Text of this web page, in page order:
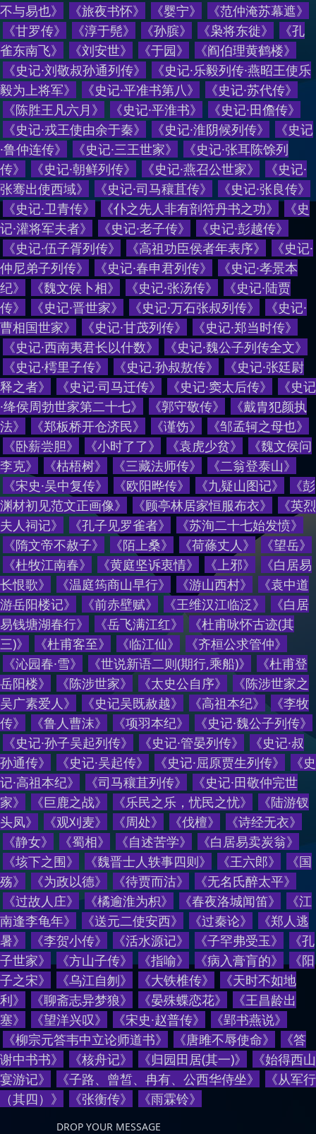
不与易也》 《旅夜书怀》 《婴宁》 《范仲淹苏幕遮》
《甘罗传》 《淳于髡》 《孙膑》 《枭将东徙》 《孔
雀东南飞》 《刘安世》 《于园》 《阎伯理黄鹤楼》
《史记·刘敬叔孙通列传》 《史记·乐毅列传·燕昭王使乐
毅为上将军》 《史记·平准书第八》 《史记·苏代传》
《陈胜王凡六月 》 《史记·平淮书》 《史记·田儋传》
《史记·戎王使由余于秦》 《史记·淮阴候列传》 《史记
·鲁仲连传》 《史记·三王世家》 《史记·张耳陈馀列
传》 《史记·朝鲜列传》 《史记·燕召公世家》 《史记·
张骞出使西域》 《史记·司马穰苴传》 《史记·张良传》
《史记·卫青传》 《仆之先人非有剖符丹书之功》 《史
记·灌将军夫者》 《史记·老子传》 《史记·彭越传》
《史记·伍子胥列传》 《高祖功臣侯者年表序》 《史记·
仲尼弟子列传》 《史记·春申君列传》 《史记·孝景本
纪》 《魏文侯卜相》 《史记·张汤传》 《史记·陆贾
传》 《史记·晋世家》 《史记·万石张叔列传》 《史记·
曹相国世家》 《史记·甘茂列传》 《史记·郑当时传》
《史记·西南夷君长以什数》 《史记·魏公子列传全文》
《史记·樗里子传》 《史记·孙叔敖传》 《史记·张廷尉
释之者》 《史记·司马迁传》 《史记·窦太后传》 《史记
·绛侯周勃世家第二十七》 《郭守敬传》 《戴胄犯颜执
法》 《郑板桥开仓济民》 《谨饬》 《邹孟轲之母也》
《卧薪尝胆》 《小时了了》 《袁虎少贫》 《魏文侯问
李克》 《枯梧树》 《三藏法师传》 《二翁登泰山》
《宋史·吴中复传》 《欧阳晔传》 《九疑山图记》 《彭
渊材初见范文正画像》 《顾亭林居家恒服布衣》 《英烈
夫人祠记》 《孔子见罗雀者》 《苏洵二十七始发愤》
《隋文帝不赦子》 《陌上桑》 《荷蓧丈人》 《望岳》
《杜牧江南春》 《黄庭坚诉衷情》 《上邪》 《白居易
长恨歌》 《温庭筠商山早行》 《游山西村》 《袁中道
游岳阳楼记》 《前赤壁赋》 《王维汉江临泛》 《白居
易钱塘湖春行》 《岳飞满江红》 《杜甫咏怀古迹(其
三)》 《杜甫客至》 《临江仙》 《齐桓公求管仲》
《沁园春·雪》 《世说新语二则(期行,乘船)》 《杜甫登
岳阳楼》 《陈涉世家》 《太史公自序》 《陈涉世家之
吴广素爱人》 《史记吴既赦越》 《高祖本纪》 《李牧
传》 《鲁人曹沫》 《项羽本纪》 《史记·魏公子列传》
《史记·孙子吴起列传》 《史记·管晏列传》 《史记·叔
孙通传》 《史记·吴起传》 《史记·屈原贾生列传》 《史
记·高祖本纪》 《司马穰苴列传》 《史记·田敬仲完世
家》 《巨鹿之战》 《乐民之乐，忧民之忧》 《陆游钗
头凤》 《观刈麦》 《周处》 《伐檀》 《诗经无衣》
《静女》 《蜀相》 《自述苦学》 《白居易卖炭翁》
《垓下之围》 《魏晋士人轶事四则》 《王六郎》 《国
殇》 《为政以德》 《待贾而沽》 《无名氏醉太平》
《过故人庄》 《橘逾淮为枳》 《春夜洛城闻笛》 《江
南逢李龟年》 《送元二使安西》 《过秦论》 《郑人逃
暑》 《李贺小传》 《活水源记》 《子罕弗受玉》 《孔
子世家》 《方山子传》 《指喻》 《病入膏肓的》 《阳
子之宋》 《乌江自刎》 《大铁椎传》 《天时不如地
利》 《聊斋志异梦狼》 《晏殊蝶恋花》 《王昌龄出
塞》 《望洋兴叹》 《宋史·赵普传》 《郢书燕说》
《柳宗元答韦中立论师道书》 《唐雎不辱使命》 《答
谢中书书》 《核舟记》 《归园田居(其一)》 《始得西山
宴游记》 《子路、曾皙、冉有、公西华侍坐》 《从军行
（其四） 》 《张衡传》 《雨霖铃》
DROP YOUR MESSAGE